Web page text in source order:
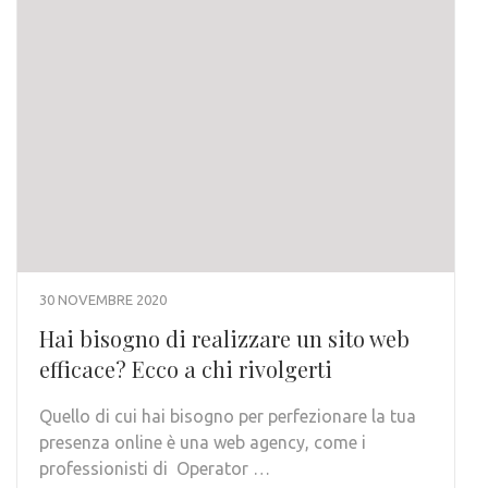
30 NOVEMBRE 2020
Hai bisogno di realizzare un sito web
efficace? Ecco a chi rivolgerti
Quello di cui hai bisogno per perfezionare la tua
presenza online è una web agency, come i
professionisti di Operator …